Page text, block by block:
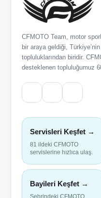
CFMOTO Team, motor
bir araya geldiği,
topluluklarından biridir.
desteklenen topluluğumuz
Servisleri Keşfet →
81 ildeki CFMOTO
servislerine hızlıca ulaş.
Bayileri Keşfet →